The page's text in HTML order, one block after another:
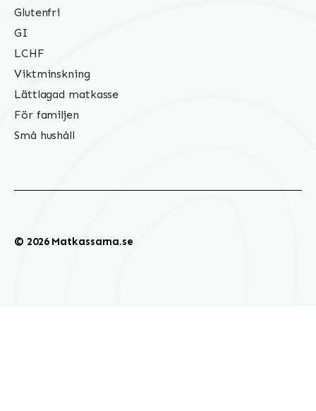
Glutenfri
GI
LCHF
Viktminskning
Lättlagad matkasse
För familjen
Små hushåll
© 2026 Matkassarna.se